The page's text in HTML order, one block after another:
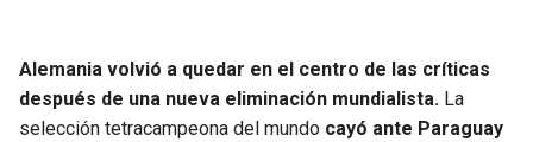
Alemania volvió a quedar en el centro de las críticas
después de una nueva eliminación mundialista. La
selección tetracampeona del mundo cayó ante Paraguay